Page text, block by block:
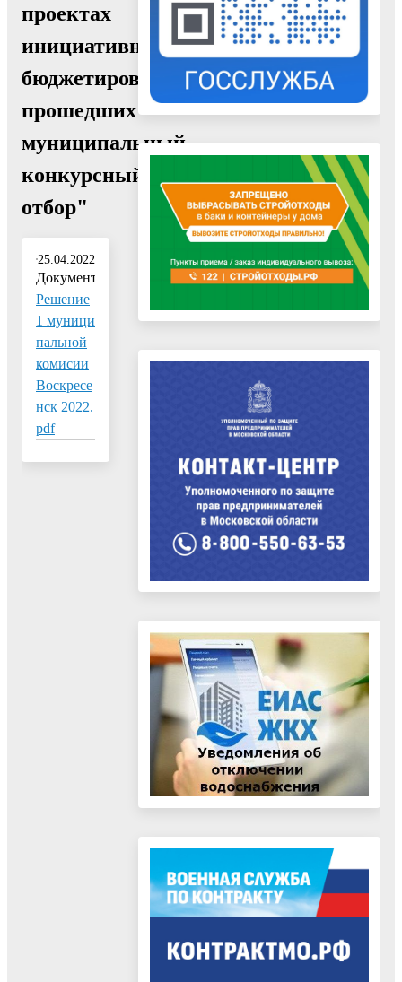
проектах
инициативного
бюджетирования,
прошедших
муниципальный
конкурсный
отбор"
25.04.2022
Документ:
Решение
1 муници
пальной
комисии
Воскресе
нск 2022.
pdf